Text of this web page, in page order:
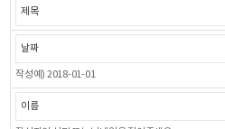
작성예) 2018-01-01